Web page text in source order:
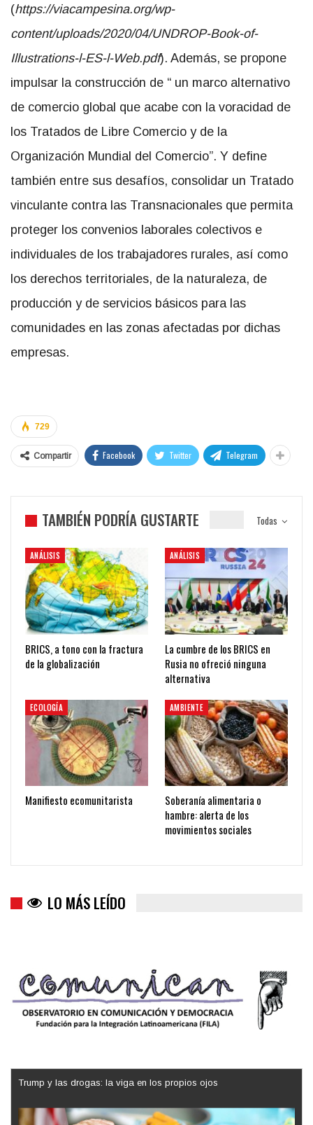
(https://viacampesina.org/wp-
content/uploads/2020/04/UNDROP-Book-of-
Illustrations-l-ES-l-Web.pdf). Además, se propone
impulsar la construcción de “ un marco alternativo
de comercio global que acabe con la voracidad de
los Tratados de Libre Comercio y de la
Organización Mundial del Comercio”. Y define
también entre sus desafíos, consolidar un Tratado
vinculante contra las Transnacionales que permita
proteger los convenios laborales colectivos e
individuales de los trabajadores rurales, así como
los derechos territoriales, de la naturaleza, de
producción y de servicios básicos para las
comunidades en las zonas afectadas por dichas
empresas.
729
Compartir Facebook Twitter Telegram
Todas
TAMBIÉN PODRÍA GUSTARTE
ANÁLISIS
BRICS, a tono con la fractura
de la globalización
ANÁLISIS
La cumbre de los BRICS en
Rusia no ofreció ninguna
alternativa
ECOLOGÍA
Manifiesto ecomunitarista
AMBIENTE
Soberanía alimentaria o
hambre: alerta de los
movimientos sociales
LO MÁS LEÍDO
Trump y las drogas: la viga en los propios ojos